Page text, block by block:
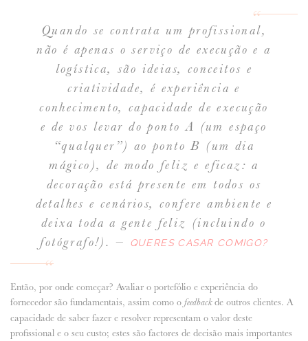
Quando se contrata um profissional,
não é apenas o serviço de execução e a
logística, são ideias, conceitos e
criatividade, é experiência e
conhecimento, capacidade de execução
e de vos levar do ponto A (um espaço
“qualquer”) ao ponto B (um dia
mágico), de modo feliz e eficaz: a
decoração está presente em todos os
detalhes e cenários, confere ambiente e
deixa toda a gente feliz (incluindo o
fotógrafo!). –
QUERES CASAR COMIGO?
Então, por onde começar? Avaliar o portefólio e experiência do
fornecedor são fundamentais, assim como o feedbackde outros clientes. A
capacidade de saber fazer e resolver representam o valor deste
profissional e o seu custo; estes são factores de decisão mais importantes